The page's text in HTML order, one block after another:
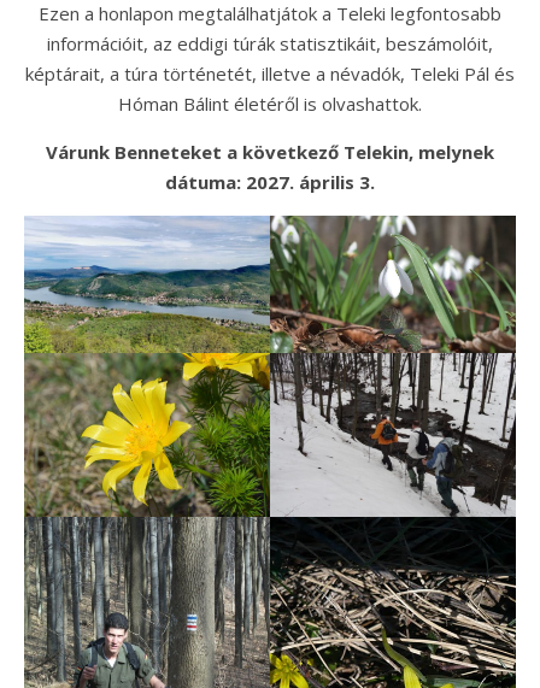
Ezen a honlapon megtalálhatjátok a Teleki legfontosabb
információit, az eddigi túrák statisztikáit, beszámolóit,
képtárait, a túra történetét, illetve a névadók, Teleki Pál és
Hóman Bálint életéről is olvashattok.
Várunk Benneteket a következő Telekin, melynek
dátuma: 2027. április 3.